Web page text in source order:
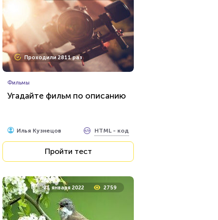
Проходили 2811 раз
Фильмы
Угадайте фильм по описанию
Илья Кузнецов HTML - код
Пройти тест
21 января 2022 2759